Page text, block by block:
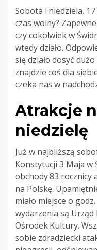
Sobota i niedziela,
czas wolny?
czy cokolwiek w
wtedy działo.
się działo dosyć
znajdzie coś dla
czeka nas w
Atrakcje
niedzielę
Już w najbliższą
Konstytucji 3 Maja w
obchody 83 rocznicy
na Polskę.
miało miejsce o
wydarzenia są
Ośrodek Kultury.
sobie zdradziecki